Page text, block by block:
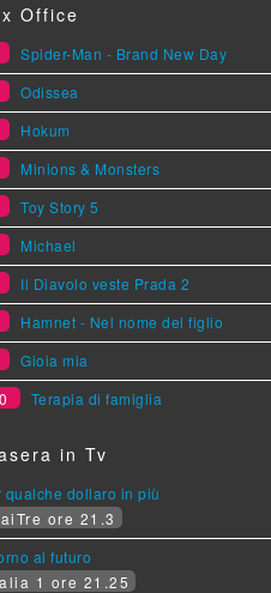
Office
Spider-Man - Brand New Day
Odissea
Hokum
Minions & Monsters
Toy Story 5
Michael
Il Diavolo veste Prada 2
Hamnet - Nel nome del figlio
Gioia mia
Terapia di famiglia
in Tv
qualche dollaro in più
ore 21.3
al futuro
1 ore 21.25